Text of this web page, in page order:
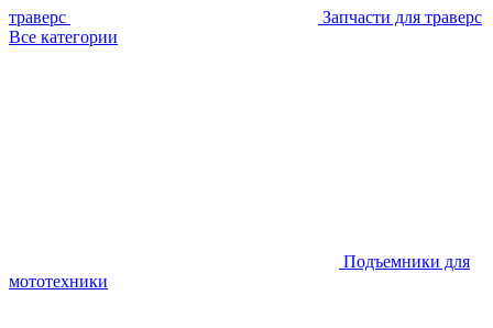
траверс
Запчасти для траверс
Все категории
Подъемники для
мототехники